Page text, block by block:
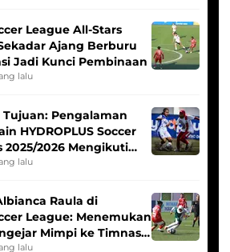
League All-Stars
Ajang Berburu
Jadi Kunci Pembinaan
lalu
Tujuan: Pengalaman
HYDROPLUS Soccer
2025/2026 Mengikuti
Putri
lalu
Raula di
League: Menemukan
Mimpi ke Timnas
lalu